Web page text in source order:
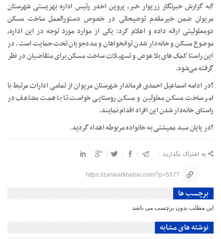
?به گزارش خبرنگار زریوار خبر، پروین اخدر رئیس اداره بهزیستی شهرستان
مریوان ضمن خیرمقدم توضیحاتی در خصوص دستورالعمل ساخت مسکن
دومعلولیتی ارائه داده و اعلام کرد: یکی از موارد مورد توجه در این اداره،
موضوع مسکن و خانه‌دار شدن توانخواهان و مددجویان تحت حمایت است. در
این راستا کمک‌های بلاعوض و تسهیلات ساخت مسکن برای متقاضیان در نظر
گرفته می‌شود.
?در ادامه اسماعیل احمدی فرماندار شهرستان مریوان از تمامی ادارات مرتبط با
امر ساخت مسکن معلولین و مسکن روستایی خواست تا با همت مضاعف در
راستای خانه‌دار شدن این افراد اقدام نمایند.
?در پایان سبد معیشتی به خانواده مربوطه اهداء گردید.
به اشتراک بگذارید :
https://zariwarkhabar.com/?p=5977
برچسب ها
این مطلب بدون برچسب می باشد.
نوشته های مشابه